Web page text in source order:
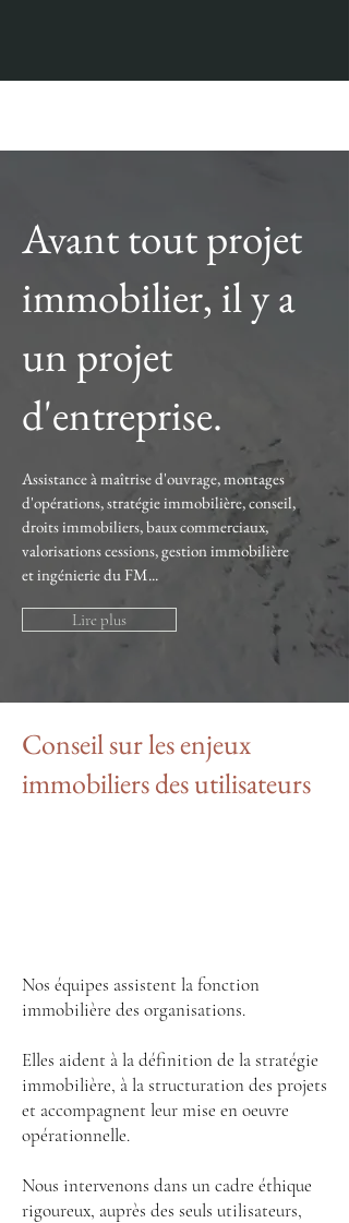
Actualités
Avant tout projet
immobilier, il y a
un projet
d'entreprise.
Assistance à maîtrise d'ouvrage, montages
d'opérations, stratégie immobilière, conseil,
droits immobiliers, baux commerciaux,
valorisations cessions, gestion immobilière
et ingénierie du FM...
Lire plus
Conseil sur les enjeux
immobiliers des utilisateurs
Nos équipes assistent la fonction
immobilière des organisations.
Elles aident à la définition de la stratégie
immobilière, à la structuration des projets
et accompagnent leur mise en oeuvre
opérationnelle.​​
Nous intervenons dans un cadre éthique
rigoureux, auprès des seuls utilisateurs​,